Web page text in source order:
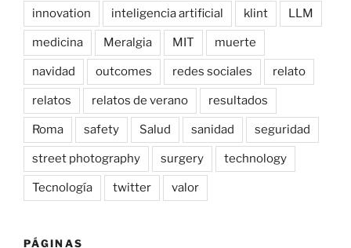
innovation inteligencia artificial klint LLM
medicina Meralgia MIT muerte
navidad outcomes redes sociales relato
relatos relatos de verano resultados
Roma safety Salud sanidad seguridad
street photography surgery technology
Tecnología twitter valor
PÁGINAS